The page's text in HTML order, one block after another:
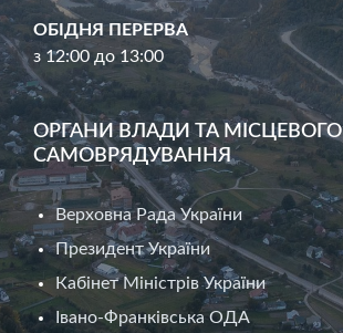
ОБІДНЯ ПЕРЕРВА
з 12:00 до 13:00
ОРГАНИ ВЛАДИ ТА МІСЦЕВОГО
САМОВРЯДУВАННЯ
Верховна Рада України
Президент України
Кабінет Міністрів України
Івано-Франківська ОДА